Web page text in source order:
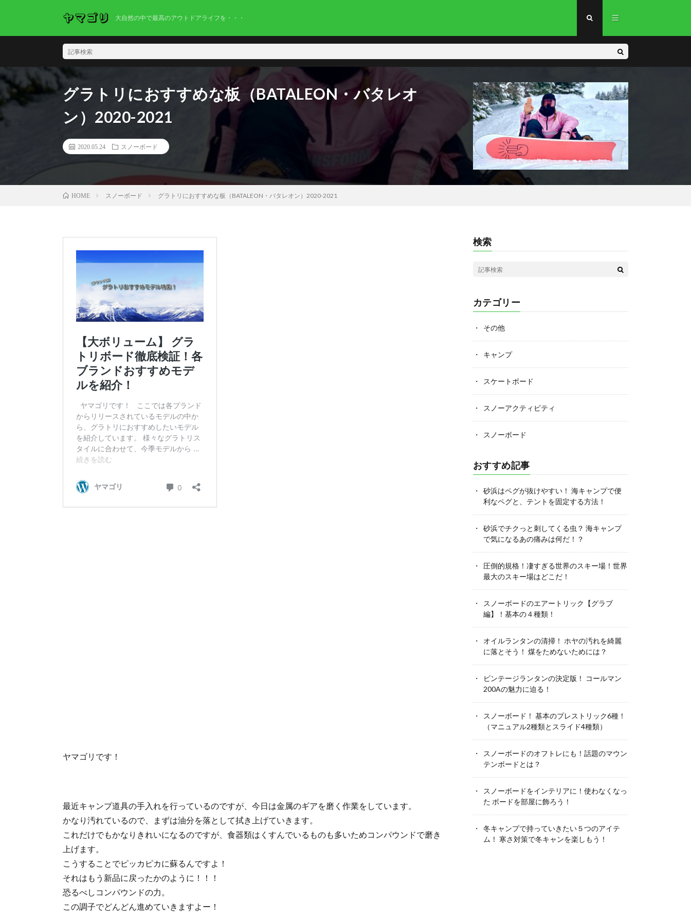
大自然の中で最高のアウトドアライフを・・・
グラトリにおすすめな板（BATALEON・バタレオ
ン）2020-2021
2020.05.24 スノーボード
HOME スノーボード グラトリにおすすめな板（BATALEON・バタレオン）2020-2021
ヤマゴリです！
最近キャンプ道具の手入れを行っているのですが、今日は金属のギアを磨く作業をしています。
かなり汚れているので、まずは油分を落として拭き上げていきます。
これだけでもかなりきれいになるのですが、食器類はくすんでいるものも多いためコンパウンドで磨き
上げます。
こうすることでピッカピカに蘇るんですよ！
それはもう新品に戻ったかのように！！！
恐るべしコンパウンドの力。
この調子でどんどん進めていきますよー！
検索
カテゴリー
その他
キャンプ
スケートボード
スノーアクティビティ
スノーボード
おすすめ記事
砂浜はペグが抜けやすい！ 海キャンプで便
利なペグと、テントを固定する方法！
砂浜でチクっと刺してくる虫？ 海キャンプ
で気になるあの痛みは何だ！？
圧倒的規格！凄すぎる世界のスキー場！世界
最大のスキー場はどこだ！
スノーボードのエアートリック【グラブ
編】！基本の４種類！
オイルランタンの清掃！ ホヤの汚れを綺麗
に落とそう！ 煤をためないためには？
ビンテージランタンの決定版！ コールマン
200Aの魅力に迫る！
スノーボード！ 基本のプレストリック6種！
（マニュアル2種類とスライド4種類）
スノーボードのオフトレにも！話題のマウン
テンボードとは？
スノーボードをインテリアに！使わなくなっ
た ボードを部屋に飾ろう！
冬キャンプで持っていきたい５つのアイテ
ム！ 寒さ対策で冬キャンを楽しもう！